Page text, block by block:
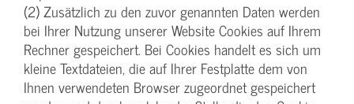
(2) Zusätzlich zu den zuvor genannten Daten werden
bei Ihrer Nutzung unserer Website Cookies auf Ihrem
Rechner gespeichert. Bei Cookies handelt es sich um
kleine Textdateien, die auf Ihrer Festplatte dem von
Ihnen verwendeten Browser zugeordnet gespeichert